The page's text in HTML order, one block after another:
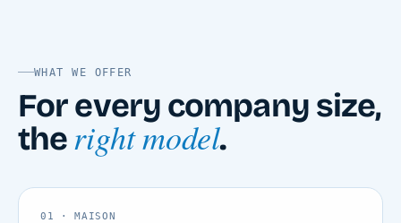
WHAT WE OFFER
For every company size,
the right model.
01 · MAISON